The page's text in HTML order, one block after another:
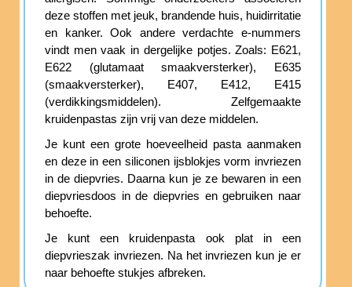
deze stoffen met jeuk, brandende huis, huidirritatie
en kanker. Ook andere verdachte e-nummers
vindt men vaak in dergelijke potjes. Zoals: E621,
E622 (glutamaat smaakversterker), E635
(smaakversterker), E407, E412, E415
(verdikkingsmiddelen). Zelfgemaakte
kruidenpastas zijn vrij van deze middelen.
Je kunt een grote hoeveelheid pasta aanmaken
en deze in een siliconen ijsblokjes vorm invriezen
in de diepvries. Daarna kun je ze bewaren in een
diepvriesdoos in de diepvries en gebruiken naar
behoefte.
Je kunt een kruidenpasta ook plat in een
diepvrieszak invriezen. Na het invriezen kun je er
naar behoefte stukjes afbreken.